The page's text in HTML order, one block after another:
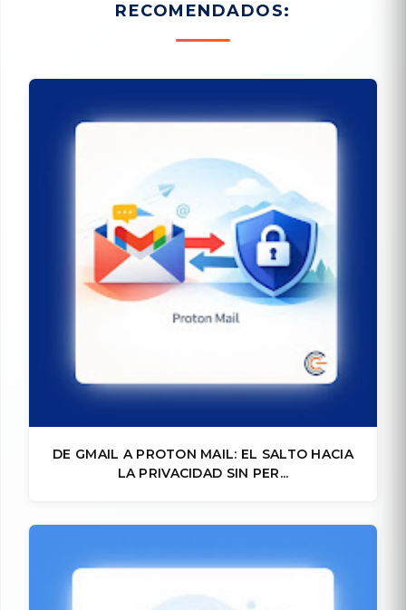
RECOMENDADOS:
DE GMAIL A PROTON MAIL: EL SALTO HACIA
LA PRIVACIDAD SIN PER...